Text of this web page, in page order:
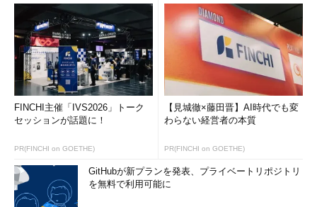
は、Win32 API呼び出しのパラメータ中にあるポインタを64bitア
ドレスに変換してOSカーネルを呼び出す。戻り値にポインタ・
データが含まれている場合はその逆の変換をして、呼び出し元の
関数へ戻す。
Win32アプリケーションから利用するライブラリ（DLL）はこ
れ以外にも多数あるが、それらは32bit版Windows OSに含まれて
いるものがそのまま利用される。%windir%\SysWOW64フォルダ
Windows OSの%windir%\SYSTEM32フォルダの内容がほぼその
まま入っている。
FINCHI主催「IVS2026」トーク
セッションが話題に！
PR(FINCHI on GOETHE)
【見城徹×藤田晋】AI時代でも変
わらない経営者の本質
PR(FINCHI on GOETHE)
GitHubが新プランを発表、プライベートリポジトリ
を無料で利用可能に